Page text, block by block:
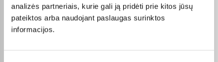
analizės partneriais, kurie gali ją pridėti prie kitos jūsų
pateiktos arba naudojant paslaugas surinktos
informacijos.
Galina B.
Patvirtintas pirkėjas